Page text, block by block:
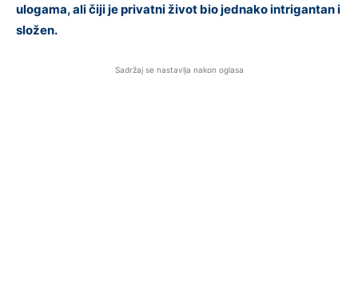
ulogama, ali čiji je privatni život bio jednako intrigantan i
složen.
Sadržaj se nastavlja nakon oglasa